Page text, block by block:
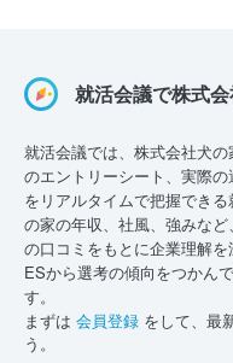
就活会議で株式
就活会議では、株式会社犬
のエントリーシート、実際
をリアルタイムで把握でき
の家の年収、社風、強みな
の口コミをもとに企業理解
ESから選考の傾向をつかん
す。
まずは 会員登録 をして、最
う。